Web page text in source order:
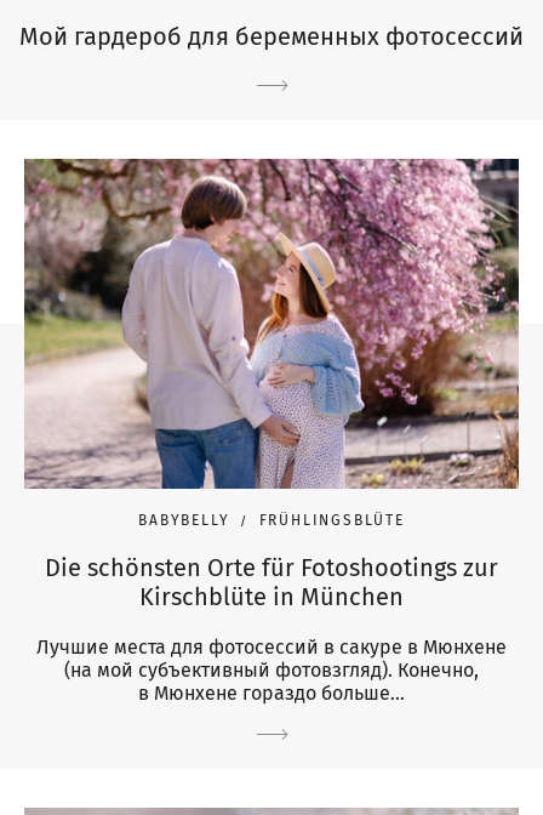
Мой гардероб для беременных фотосессий
BABYBELLY FRÜHLINGSBLÜTE
Die schönsten Orte für Fotoshootings zur
Kirschblüte in München
Лучшие места для фотосессий в сакуре в Мюнхене
(на мой субъективный фотовзгляд). Конечно,
в Мюнхене гораздо больше...